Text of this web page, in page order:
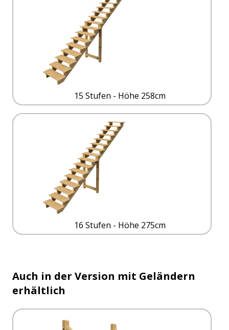
15 Stufen - Höhe 258cm
16 Stufen - Höhe 275cm
Auch in der Version mit Geländern
erhältlich